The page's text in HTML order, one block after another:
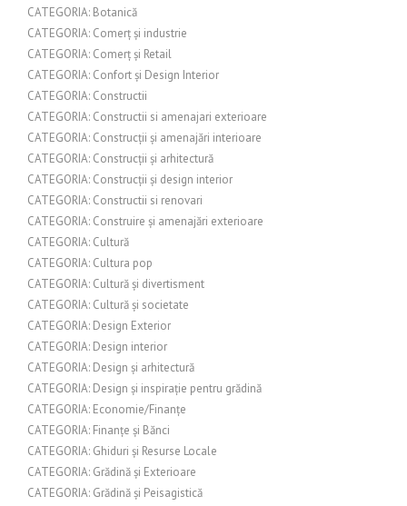
CATEGORIA: Botanică
CATEGORIA: Comerț și industrie
CATEGORIA: Comerț și Retail
CATEGORIA: Confort și Design Interior
CATEGORIA: Constructii
CATEGORIA: Constructii si amenajari exterioare
CATEGORIA: Construcții și amenajări interioare
CATEGORIA: Construcții și arhitectură
CATEGORIA: Construcții și design interior
CATEGORIA: Constructii si renovari
CATEGORIA: Construire și amenajări exterioare
CATEGORIA: Cultură
CATEGORIA: Cultura pop
CATEGORIA: Cultură și divertisment
CATEGORIA: Cultură și societate
CATEGORIA: Design Exterior
CATEGORIA: Design interior
CATEGORIA: Design și arhitectură
CATEGORIA: Design și inspirație pentru grădină
CATEGORIA: Economie/Finanțe
CATEGORIA: Finanțe și Bănci
CATEGORIA: Ghiduri și Resurse Locale
CATEGORIA: Grădină și Exterioare
CATEGORIA: Grădină și Peisagistică